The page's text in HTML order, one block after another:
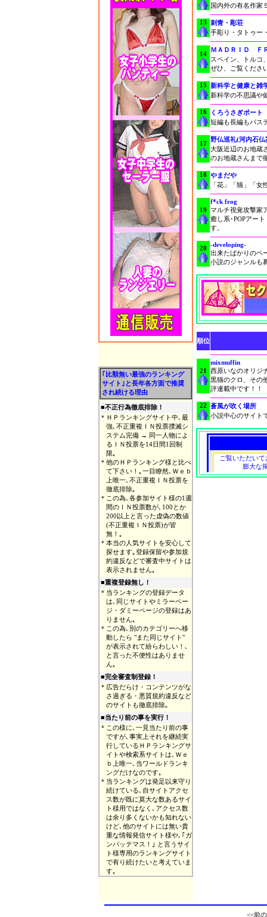
｢比類無い最強のランキング
サイト｣と長年各方面で推奨
され続ける理由
■不正行為徹底排除！
＊ ＨＰランキングサイト中､最
強､不正重複ＩＮ投票撲滅シ
ステム完備 → 同一人物によ
るＩＮ投票を14日間1回制
限｡
＊ 他のＨＰランキング様と比べ
て下さい！｡一目瞭然､Ｗｅｂ
上唯一､不正重複ＩＮ投票を
徹底排除｡
＊ この為､各参加サイト様の1週
間のＩＮ投票数が､100とか
200以上と言った虚偽の数値
(不正重複ＩＮ投票)が皆
無！｡
＊ 本当の人気サイトを安心して
探せます｡登録保留や参加規
約違反などで審査中サイトは
表示されません｡
■重複登録無し！
＊ 当ランキングの登録データ
は､同じサイトやミラーペー
ジ・ダミーページの登録はあ
りません｡
＊ この為､別のカテゴリーへ移
動したら "また同じサイト"
が表示されて紛らわしい！､
と言った不便性はありませ
ん｡
■完全審査制登録！
＊ 広告だらけ・コンテンツがな
さ過ぎる・悪質規約違反など
のサイトも徹底排除｡
■当たり前の事を実行！
＊ この様に､一見当たり前の事
ですが､事実上それを継続実
行しているＨＰランキングサ
イトや検索系サイトは､Ｗｅ
ｂ上唯一､当ワールドランキ
ングだけなのです｡
＊ 当ランキングは発足以来守り
続けている､自サイトアクセ
ス数が既に莫大な数あるサイ
ト様用ではなく､アクセス数
は余り多くないかも知れない
けど､他のサイトには無い貴
重な情報発信サイト様や､｢ガ
ンバッテマス！｣ と言うサイ
ト様専用のランキングサイト
で有り続けたいと考えていま
す｡
国内外の有名作家
13 刺青・彫荘
手彫り・タトゥー
14
ＭＡＤＲＩＤ Ｆ
スペイン、トルコ
ぜひ、ご覧くださ
15 新科学と健康と雑
新科学の不思議や
16
くろうさぎポート
短編も長編もパス
17
野仏巡礼(河内石仏
大阪近辺のお地蔵
のお地蔵さんまで
18 やまだや
「花」「猫」「
19
f*ck frog
マルチ視覚攻撃家
癒し系･POPアー
す。
20 -developing-
出来たばかりのペ
小説のジャンルも
順位
21
mixmuffin
西原いなのオリジ
黒猫のクロ、その
評連載中です！！
22 蒼風が吹く場所
小説中心のサイト
<<前